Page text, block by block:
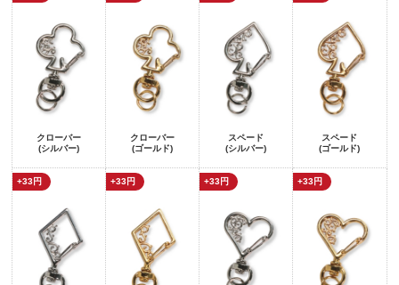
クローバー
(シルバー)
クローバー
(ゴールド)
スペード
(シルバー)
スペード
(ゴールド)
+33円 +33円 +33円 +33円